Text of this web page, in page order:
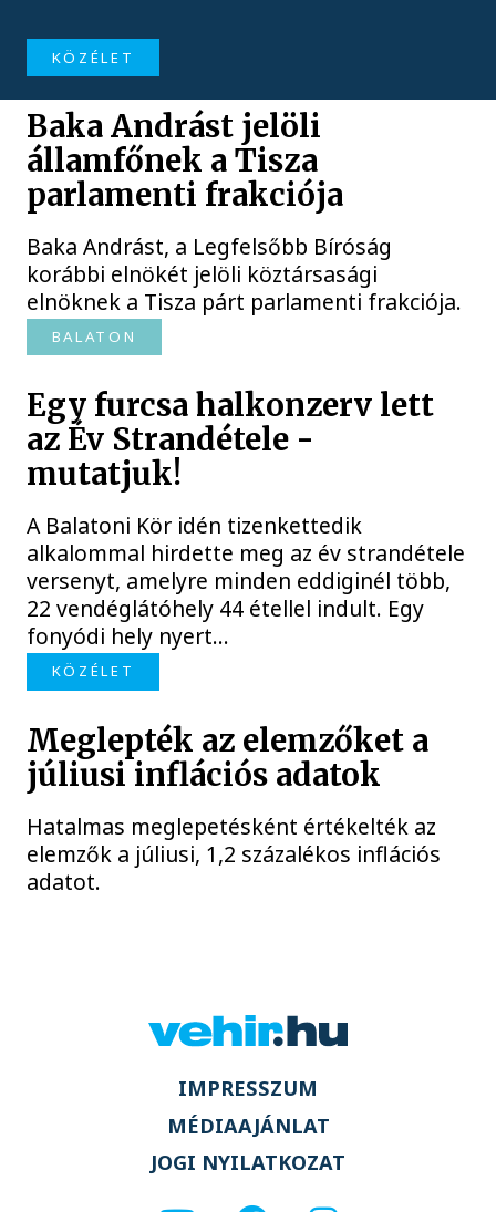
KÖZÉLET
Baka Andrást jelöli
államfőnek a Tisza
parlamenti frakciója
Baka Andrást, a Legfelsőbb Bíróság
korábbi elnökét jelöli köztársasági
elnöknek a Tisza párt parlamenti frakciója.
BALATON
Egy furcsa halkonzerv lett
az Év Strandétele -
mutatjuk!
A Balatoni Kör idén tizenkettedik
alkalommal hirdette meg az év strandétele
versenyt, amelyre minden eddiginél több,
22 vendéglátóhely 44 étellel indult. Egy
fonyódi hely nyert...
KÖZÉLET
Meglepték az elemzőket a
júliusi inflációs adatok
Hatalmas meglepetésként értékelték az
elemzők a júliusi, 1,2 százalékos inflációs
adatot.
IMPRESSZUM
MÉDIAAJÁNLAT
JOGI NYILATKOZAT